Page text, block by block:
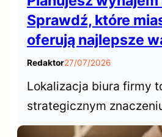
Sprawdź, które
oferują najlepsze
Redaktor27/07/2026
Lokalizacja biura firmy
strategicznym
biura decyduje o